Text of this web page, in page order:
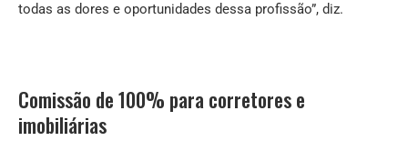
todas as dores e oportunidades dessa profissão”, diz.
Comissão de 100% para corretores e
imobiliárias